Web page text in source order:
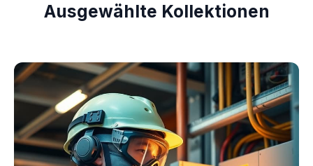
Ausgewählte Kollektionen